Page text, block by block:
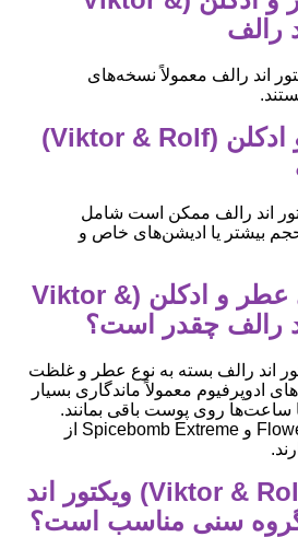
اند رالف معمولاً نسخه‌های
گرانترین عطر و ادکلن (Viktor & Rolf)
اند رالف ممکن است شامل
بیشتر یا ادیشن‌های خاص و
میزان ماندگاری عطر و ادکلن (Viktor &
اند رالف بسته به نوع عطر و غلظت
ادوپرفیوم معمولاً ماندگاری بسیار
ساعت‌ها روی پوست باقی بمانند.
عطرهایی مانند Flowerbomb و Spicebomb Extreme از
عطر و ادکلن (Viktor & Rolf) ویکتور اند
سنی مناسب است؟